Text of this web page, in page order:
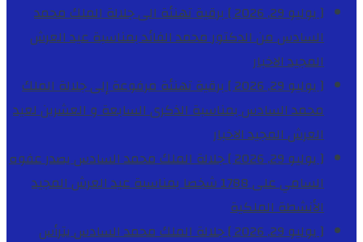
[ يوليو 29, 2026 ]
برقية تهنئة الى جلالة الملك محمد
السادس من الدكتور محمد الفائد بمناسبة عيد العرش
المجيدالاخبار
[ يوليو 29, 2026 ]
برقية تهنئة مرفوعة إلى جلالة الملك
محمد السادس بمناسبة الذكرى السابعة و العشرين لعيد
العرش المجيدالاخبار
[ يوليو 29, 2026 ]
جلالة الملك محمد السادس يصدر عفوه
السامي على 1788 شخصا بمناسبة عيد العرش المجيد
الأنشطة الملكية
[ يوليو 29, 2026 ]
جلالة الملك محمد السادس يترأس